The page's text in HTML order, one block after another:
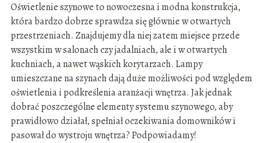
Oświetlenie szynowe to nowoczesna i modna konstrukcja,
która bardzo dobrze sprawdza się głównie w otwartych
przestrzeniach. Znajdujemy dla niej zatem miejsce przede
wszystkim w salonach czy jadalniach, ale i w otwartych
kuchniach, a nawet wąskich korytarzach. Lampy
umieszczane na szynach dają duże możliwości pod względem
oświetlenia i podkreślenia aranżacji wnętrza. Jak jednak
dobrać poszczególne elementy systemu szynowego, aby
prawidłowo działał, spełniał oczekiwania domowników i
pasował do wystroju wnętrza? Podpowiadamy!